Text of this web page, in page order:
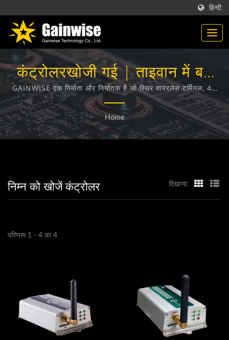
हिन्दी
कंट्रोलरखोजी गई | ताइवान में बने
टेलीकम्यूनिकेशन उत्पाद निर्माता |
Gainwise Technology Co.,
Ltd.
GAINWISE एक निर्माता और निर्यातक है जो स्थिर वायरलेस टर्मिनल, 4G
दरवाजा इंटरकॉम, 4G गेट ओपनर और 4G स्मोक डिटेक्टर के डिजाइन,
विकास और निर्माण में विशेषज्ञता रखता है।
Home
निम्न को खोजें कंट्रोलर दिखाना:
परिणाम 1 - 4 का 4